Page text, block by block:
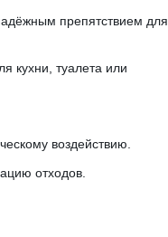
препятствием для
кухни, туалета или
воздействию.
отходов.